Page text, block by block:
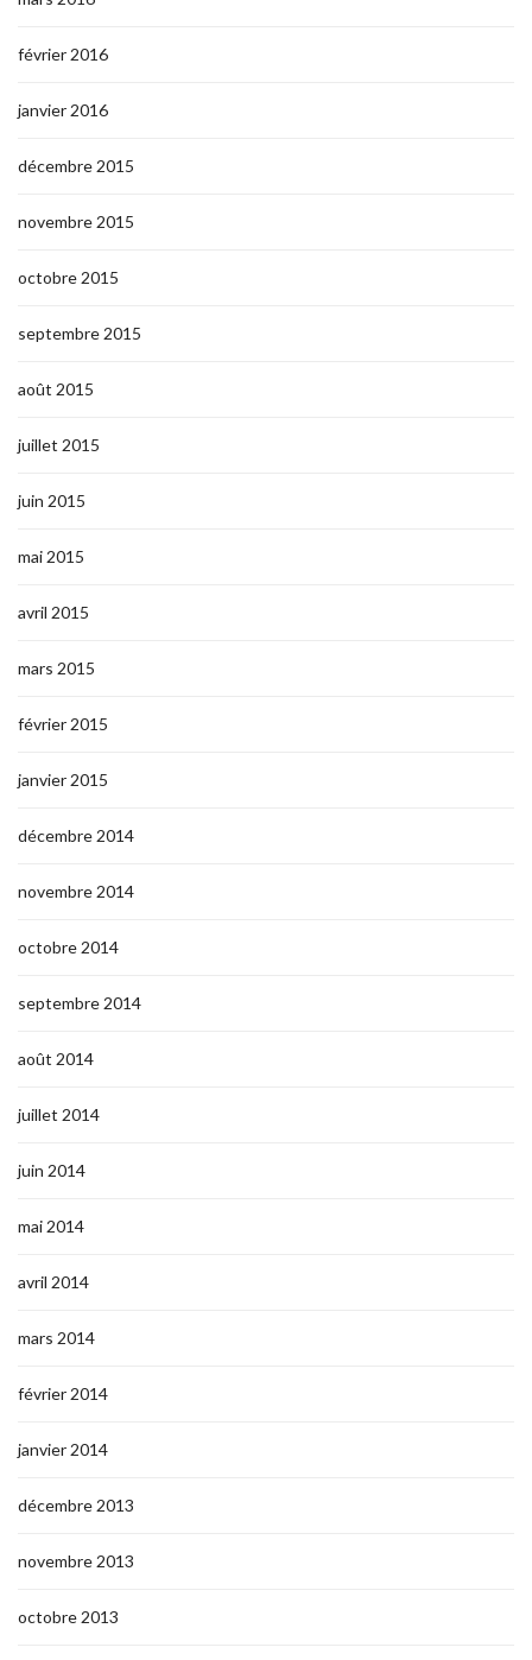
février 2016
janvier 2016
décembre 2015
novembre 2015
octobre 2015
septembre 2015
août 2015
juillet 2015
juin 2015
mai 2015
avril 2015
mars 2015
février 2015
janvier 2015
décembre 2014
novembre 2014
octobre 2014
septembre 2014
août 2014
juillet 2014
juin 2014
mai 2014
avril 2014
mars 2014
février 2014
janvier 2014
décembre 2013
novembre 2013
octobre 2013